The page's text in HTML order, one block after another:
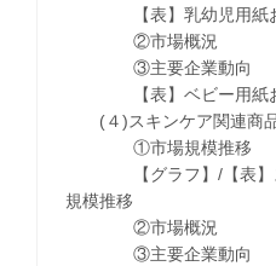
【表】乳幼児用紙お
②市場概況
③主要企業動向
【表】ベビー用紙お
(４)スキンケア関連商
①市場規模推移
【グラフ】/【表】ス
規模推移
②市場概況
③主要企業動向